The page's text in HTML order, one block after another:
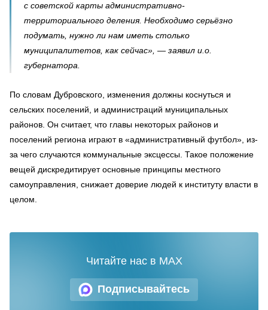
с советской карты административно-
территориального деления. Необходимо серьёзно
подумать, нужно ли нам иметь столько
муниципалитетов, как сейчас», — заявил и.о.
губернатора.
По словам Дубровского, изменения должны коснуться и
сельских поселений, и администраций муниципальных
районов. Он считает, что главы некоторых районов и
поселений региона играют в «административный футбол», из-
за чего случаются коммунальные эксцессы. Такое положение
вещей дискредитирует основные принципы местного
самоуправления, снижает доверие людей к институту власти в
целом.
Подписывайтесь
Читайте нас в MAX